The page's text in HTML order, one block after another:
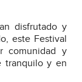
disfrutado y
este Festival
comunidad y
tranquilo y en